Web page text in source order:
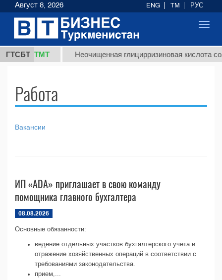
ГТСБТ
37,8 ТМТ Неочищенная глицирризиновая кислота
Работа
Вакансии
ИП «ADA» приглашает в свою команду
помощника главного бухгалтера
08.08.2026
Основные обязанности:
ведение отдельных участков бухгалтерского учета и
отражение хозяйственных операций в соответствии с
требованиями законодательства.
прием,...
Август 8, 2026 ENG TM РУС